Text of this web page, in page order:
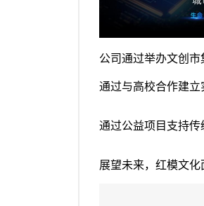
公司通过举办文创市
通过与高校合作建立
通过公益项目支持传
展望未来，红模文化